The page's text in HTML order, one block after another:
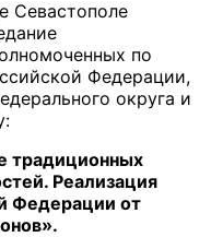
Севастополе
по
Федерации,
округа и
традиционных
Реализация
Федерации от